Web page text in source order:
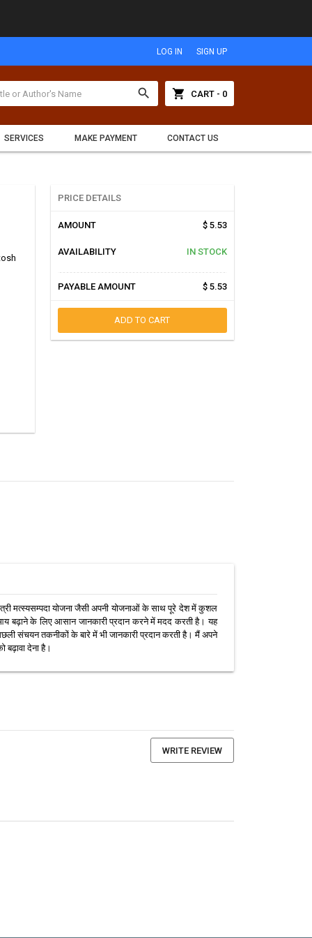
LOG IN SIGN UP
search shopping_cart CART - 0
SERVICES MAKE PAYMENT CONTACT US
PRICE DETAILS
AMOUNT $ 5.53
AVAILABILITY IN STOCK
PAYABLE AMOUNT $ 5.53
ADD TO CART
मत्स्यसम्पदा योजना जैसी अपनी योजनाओं के साथ पूरे देश में कुशल
बढ़ाने के लिए आसान जानकारी प्रदान करने में मदद करती है। यह
संचयन तकनीकों के बारे में भी जानकारी प्रदान करती है। मैं अपने
देना है।
WRITE REVIEW